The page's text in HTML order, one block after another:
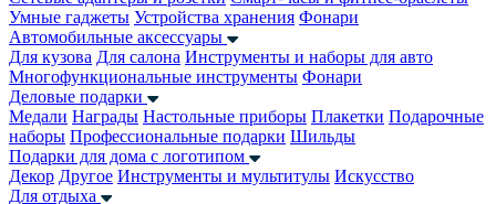
Умные гаджеты Устройства хранения Фонари
Автомобильные аксессуары
Для кузова Для салона Инструменты и наборы для авто
Многофункциональные инструменты Фонари
Деловые подарки
Медали Награды Настольные приборы Плакетки Подарочные
наборы Профессиональные подарки Шильды
Подарки для дома с логотипом
Декор Другое Инструменты и мультитулы Искусство
Для отдыха